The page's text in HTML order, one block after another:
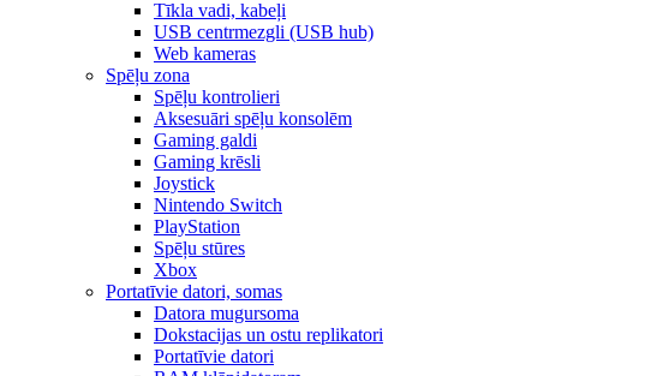
Tīkla vadi, kabeļi
USB centrmezgli (USB hub)
Web kameras
Spēļu zona
Spēļu kontrolieri
Aksesuāri spēļu konsolēm
Gaming galdi
Gaming krēsli
Joystick
Nintendo Switch
PlayStation
Spēļu stūres
Xbox
Portatīvie datori, somas
Datora mugursoma
Dokstacijas un ostu replikatori
Portatīvie datori